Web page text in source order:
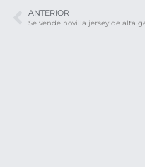
ANTERIOR